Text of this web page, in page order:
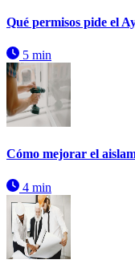
Qué permisos pide el
5 min
Cómo mejorar el
4 min